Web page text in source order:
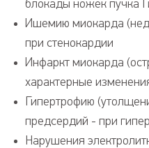
блокады ножек пучка
Ишемию миокарда
при стенокардии
Инфаркт миокарда
характерные
Гипертрофию
предсердий - при
Нарушения